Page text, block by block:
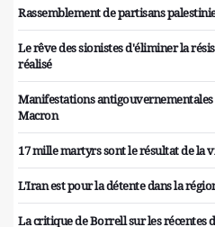
Rassemblement de partisans
Le rêve des sionistes d'éliminer la
réalisé
Manifestations antigouvernementales
Macron
17 mille martyrs sont le résultat de la
L'Iran est pour la détente dans la
La critique de Borrell sur les récentes